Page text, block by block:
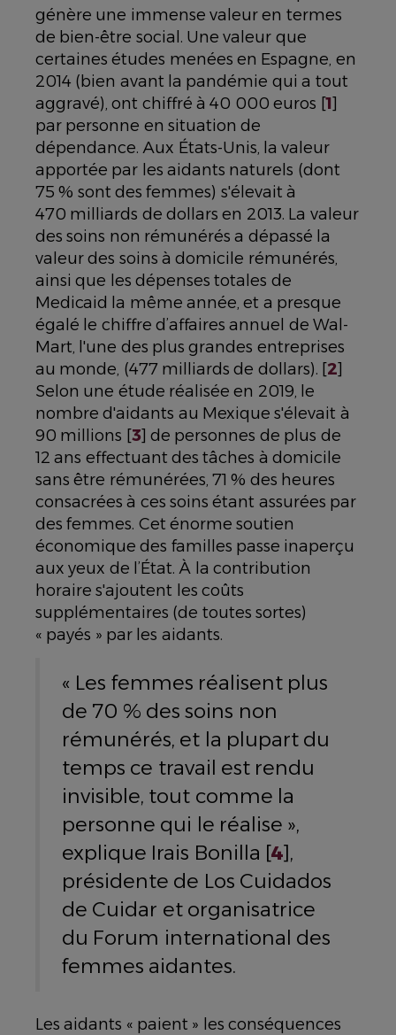
génère une immense valeur en termes
de bien-être social. Une valeur que
certaines études menées en Espagne, en
2014 (bien avant la pandémie qui a tout
aggravé), ont chiffré à 40 000 euros [1]
par personne en situation de
dépendance. Aux États-Unis, la valeur
apportée par les aidants naturels (dont
75 % sont des femmes) s'élevait à
470 milliards de dollars en 2013. La valeur
des soins non rémunérés a dépassé la
valeur des soins à domicile rémunérés,
ainsi que les dépenses totales de
Medicaid la même année, et a presque
égalé le chiffre d’affaires annuel de Wal-
Mart, l'une des plus grandes entreprises
au monde, (477 milliards de dollars). [2]
Selon une étude réalisée en 2019, le
nombre d'aidants au Mexique s'élevait à
90 millions [3] de personnes de plus de
12 ans effectuant des tâches à domicile
sans être rémunérées, 71 % des heures
consacrées à ces soins étant assurées par
des femmes. Cet énorme soutien
économique des familles passe inaperçu
aux yeux de l’État. À la contribution
horaire s'ajoutent les coûts
supplémentaires (de toutes sortes)
« payés » par les aidants.
« Les femmes réalisent plus
de 70 % des soins non
rémunérés, et la plupart du
temps ce travail est rendu
invisible, tout comme la
personne qui le réalise »,
explique Irais Bonilla [4],
présidente de Los Cuidados
de Cuidar et organisatrice
du Forum international des
femmes aidantes.
Les aidants « paient » les conséquences